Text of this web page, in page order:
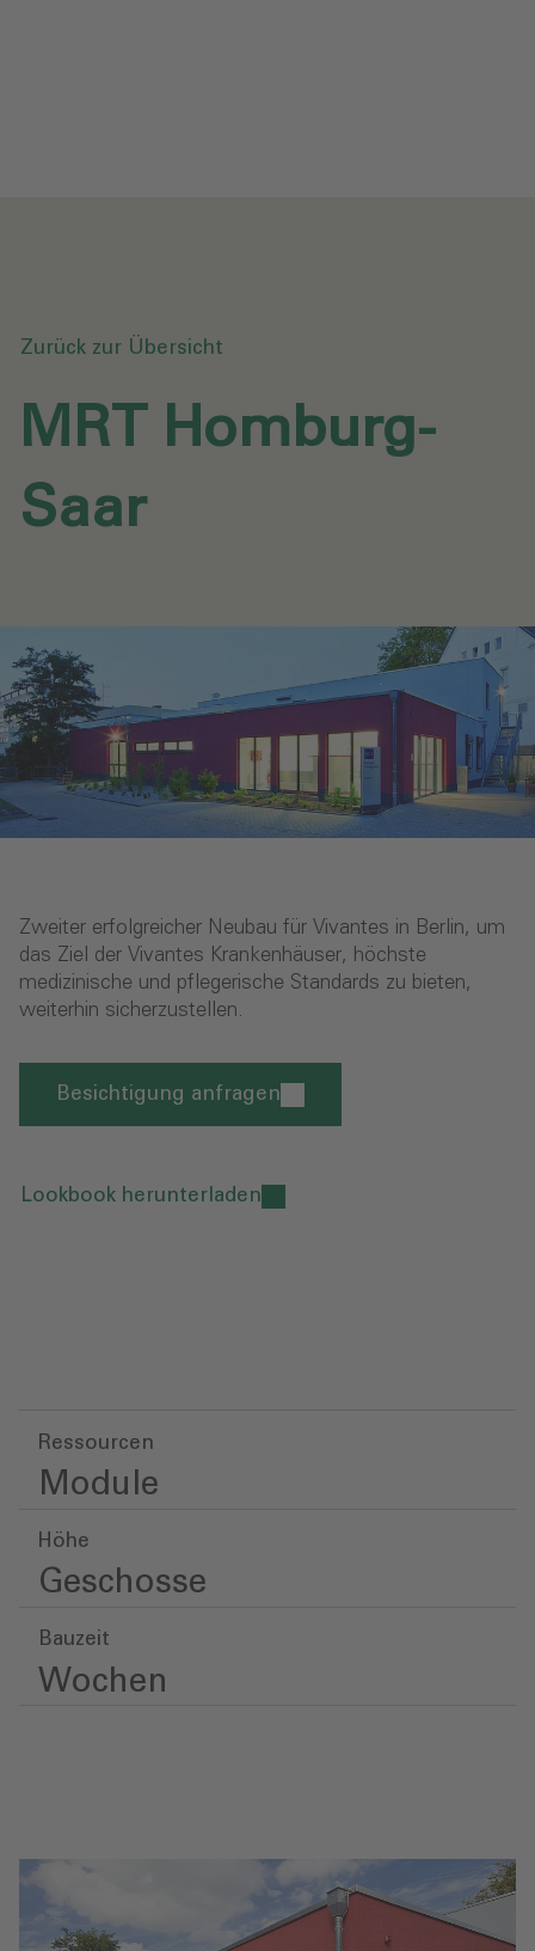
Zurück zur Übersicht
MRT Homburg-
Saar‎
Zweiter erfolgreicher Neubau für Vivantes in Berlin, um
das Ziel der Vivantes Krankenhäuser, höchste
medizinische und pflegerische Standards zu bieten,
weiterhin sicherzustellen.
Besichtigung anfragen
Lookbook herunterladen
Ressourcen
Module
Höhe
Geschosse
Bauzeit
Wochen